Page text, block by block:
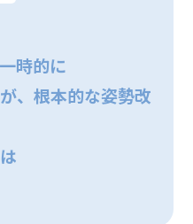
時的に
、根本的な姿勢改